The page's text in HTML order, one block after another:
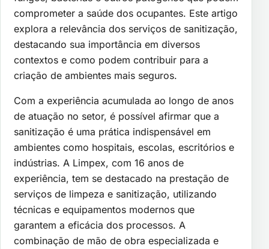
comprometer a saúde dos ocupantes. Este artigo
explora a relevância dos serviços de sanitização,
destacando sua importância em diversos
contextos e como podem contribuir para a
criação de ambientes mais seguros.
Com a experiência acumulada ao longo de anos
de atuação no setor, é possível afirmar que a
sanitização é uma prática indispensável em
ambientes como hospitais, escolas, escritórios e
indústrias. A Limpex, com 16 anos de
experiência, tem se destacado na prestação de
serviços de limpeza e sanitização, utilizando
técnicas e equipamentos modernos que
garantem a eficácia dos processos. A
combinação de mão de obra especializada e